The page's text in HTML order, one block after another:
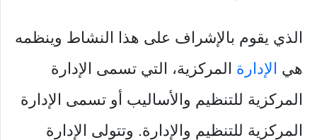
الذي يقوم بالإشراف على هذا النشاط وينظمه
هي الإدارة المركزية، التي تسمى الإدارة
المركزية للتنظيم والأساليب أو تسمى الإدارة
المركزية للتنظيم والإدارة. وتتولى الإدارة